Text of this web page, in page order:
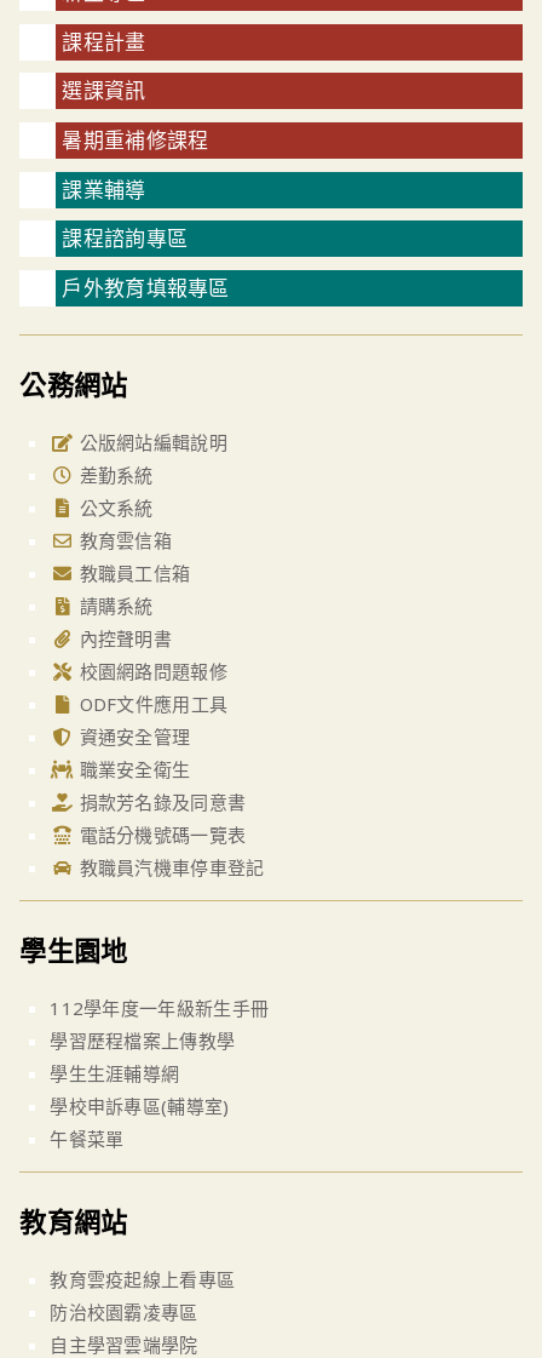
課程計畫
選課資訊
暑期重補修課程
課業輔導
課程諮詢專區
戶外教育填報專區
公務網站
公版網站編輯說明
差勤系統
公文系統
教育雲信箱
教職員工信箱
請購系統
內控聲明書
校園網路問題報修
ODF文件應用工具
資通安全管理
職業安全衛生
捐款芳名錄及同意書
電話分機號碼一覽表
教職員汽機車停車登記
學生園地
112學年度一年級新生手冊
學習歷程檔案上傳教學
學生生涯輔導網
學校申訴專區(輔導室)
午餐菜單
教育網站
教育雲疫起線上看專區
防治校園霸凌專區
自主學習雲端學院